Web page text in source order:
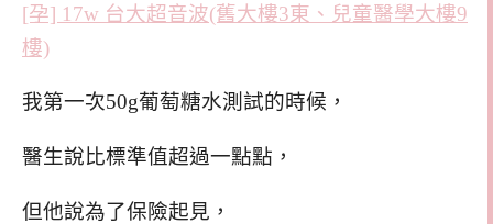
[孕] 17w 台大超音波(舊大樓3東、兒童醫學大樓9
樓)
我第一次50g葡萄糖水測試的時候，
醫生說比標準值超過一點點，
但他說為了保險起見，